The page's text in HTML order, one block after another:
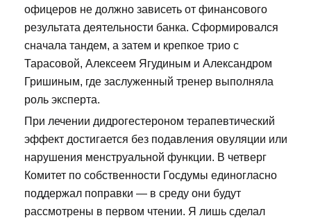
офицеров не должно зависеть от финансового
результата деятельности банка. Сформировался
сначала тандем, а затем и крепкое трио с
Тарасовой, Алексеем Ягудиным и Александром
Гришиным, где заслуженный тренер выполняла
роль эксперта.
При лечении дидрогестероном терапевтический
эффект достигается без подавления овуляции или
нарушения менструальной функции. В четверг
Комитет по собственности Госдумы единогласно
поддержал поправки — в среду они будут
рассмотрены в первом чтении. Я лишь сделал